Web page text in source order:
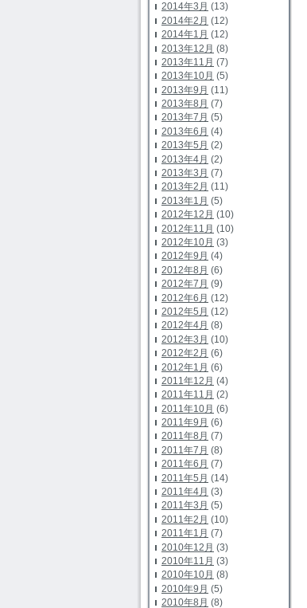
2014年3月 (13)
2014年2月 (12)
2014年1月 (12)
2013年12月 (8)
2013年11月 (7)
2013年10月 (5)
2013年9月 (11)
2013年8月 (7)
2013年7月 (5)
2013年6月 (4)
2013年5月 (2)
2013年4月 (2)
2013年3月 (7)
2013年2月 (11)
2013年1月 (5)
2012年12月 (10)
2012年11月 (10)
2012年10月 (3)
2012年9月 (4)
2012年8月 (6)
2012年7月 (9)
2012年6月 (12)
2012年5月 (12)
2012年4月 (8)
2012年3月 (10)
2012年2月 (6)
2012年1月 (6)
2011年12月 (4)
2011年11月 (2)
2011年10月 (6)
2011年9月 (6)
2011年8月 (7)
2011年7月 (8)
2011年6月 (7)
2011年5月 (14)
2011年4月 (3)
2011年3月 (5)
2011年2月 (10)
2011年1月 (7)
2010年12月 (3)
2010年11月 (3)
2010年10月 (8)
2010年9月 (5)
2010年8月 (8)